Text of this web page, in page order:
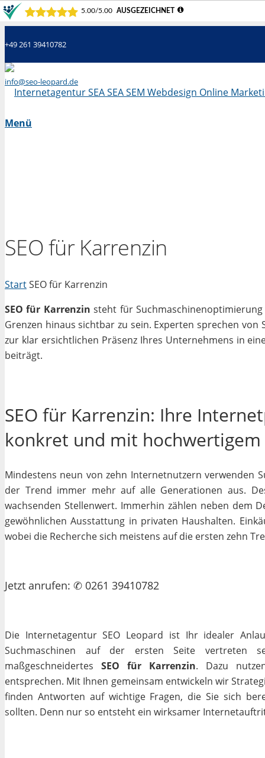
+49 261 39410782
info@seo-leopard.de
Menü
SEO für Karrenzin
StartSEO für Karrenzin
SEO für Karrenzin steht für
Grenzen hinaus sichtbar zu sein. Experten sprechen von
zur klar ersichtlichen Präsenz Ihres Unternehmens in
beiträgt.
SEO für Karrenzin: Ihre
konkret und mit
Mindestens neun von zehn Internetnutzern verwenden
der Trend immer mehr auf alle Generationen aus.
wachsenden Stellenwert. Immerhin zählen neben dem
gewöhnlichen Ausstattung in privaten Haushalten.
wobei die Recherche sich meistens auf die ersten zehn
Jetzt anrufen: ✆ 0261 39410782
Die Internetagentur SEO Leopard ist Ihr idealer
Suchmaschinen auf der ersten Seite vertreten
maßgeschneidertes SEO für Karrenzin. Dazu
entsprechen. Mit Ihnen gemeinsam entwickeln wir
finden Antworten auf wichtige Fragen, die Sie sich
sollten. Denn nur so entsteht ein wirksamer